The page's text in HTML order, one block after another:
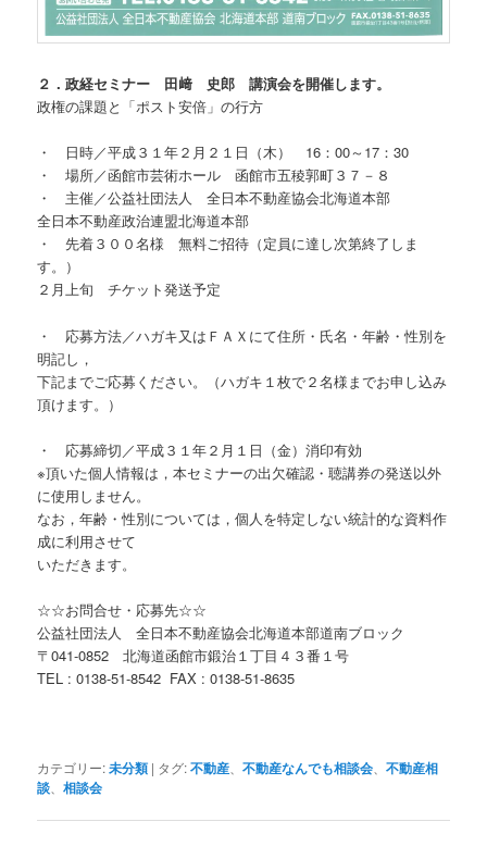
２．政経セミナー 田﨑 史郎 講演会を開催します。
政権の課題と「ポスト安倍」の行方
・ 日時／平成３１年２月２１日（木） 16：00～17：30
・ 場所／函館市芸術ホール 函館市五稜郭町３７－８
・ 主催／公益社団法人 全日本不動産協会北海道本部
全日本不動産政治連盟北海道本部
・ 先着３００名様 無料ご招待（定員に達し次第終了しま
す。）
２月上旬 チケット発送予定
・ 応募方法／ハガキ又はＦＡＸにて住所・氏名・年齢・性別を
明記し，
下記までご応募ください。（ハガキ１枚で２名様までお申し込み
頂けます。）
・ 応募締切／平成３１年２月１日（金）消印有効
※頂いた個人情報は，本セミナーの出欠確認・聴講券の発送以外
に使用しません。
なお，年齢・性別については，個人を特定しない統計的な資料作
成に利用させて
いただきます。
☆☆お問合せ・応募先☆☆
公益社団法人 全日本不動産協会北海道本部道南ブロック
〒041-0852 北海道函館市鍛治１丁目４３番１号
TEL : 0138-51-8542 FAX : 0138-51-8635
カテゴリー:未分類 | タグ:不動産 、不動産なんでも相談会 、不動産相
談 、相談会